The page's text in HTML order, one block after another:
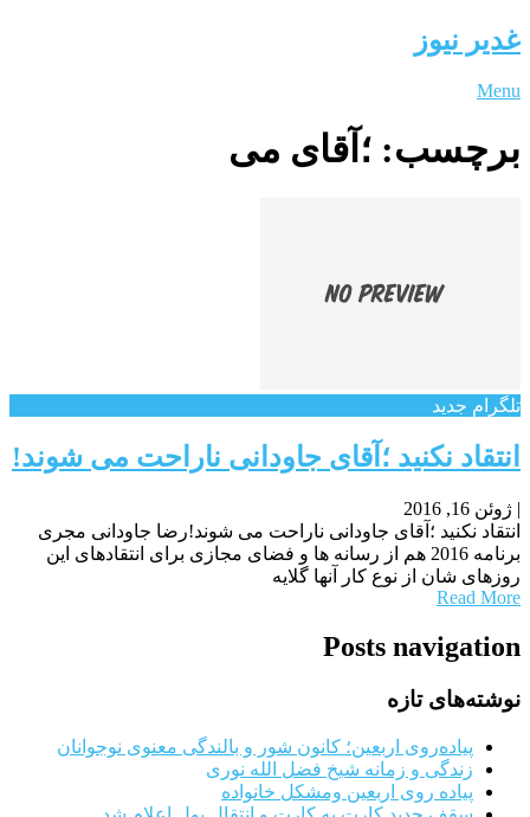
غدیر نیوز
Menu
برچسب: ؛آقای می
تلگرام جدید
انتقاد نکنید ؛آقای جاودانی ناراحت می شوند!
| ژوئن 16, 2016
انتقاد نکنید ؛آقای جاودانی ناراحت می شوند!رضا جاودانی مجری
برنامه 2016 هم از رسانه ها و فضای مجازی برای انتقادهای این
روزهای شان از نوع کار آنها گلایه
Read More
Posts navigation
نوشته‌های تازه
پیاده‌روی اربعین؛ کانون شور و بالندگی معنوی نوجوانان
زندگی و زمانه شیخ فضل الله نوری
پیاده روی اربعین ومشکل خانواده